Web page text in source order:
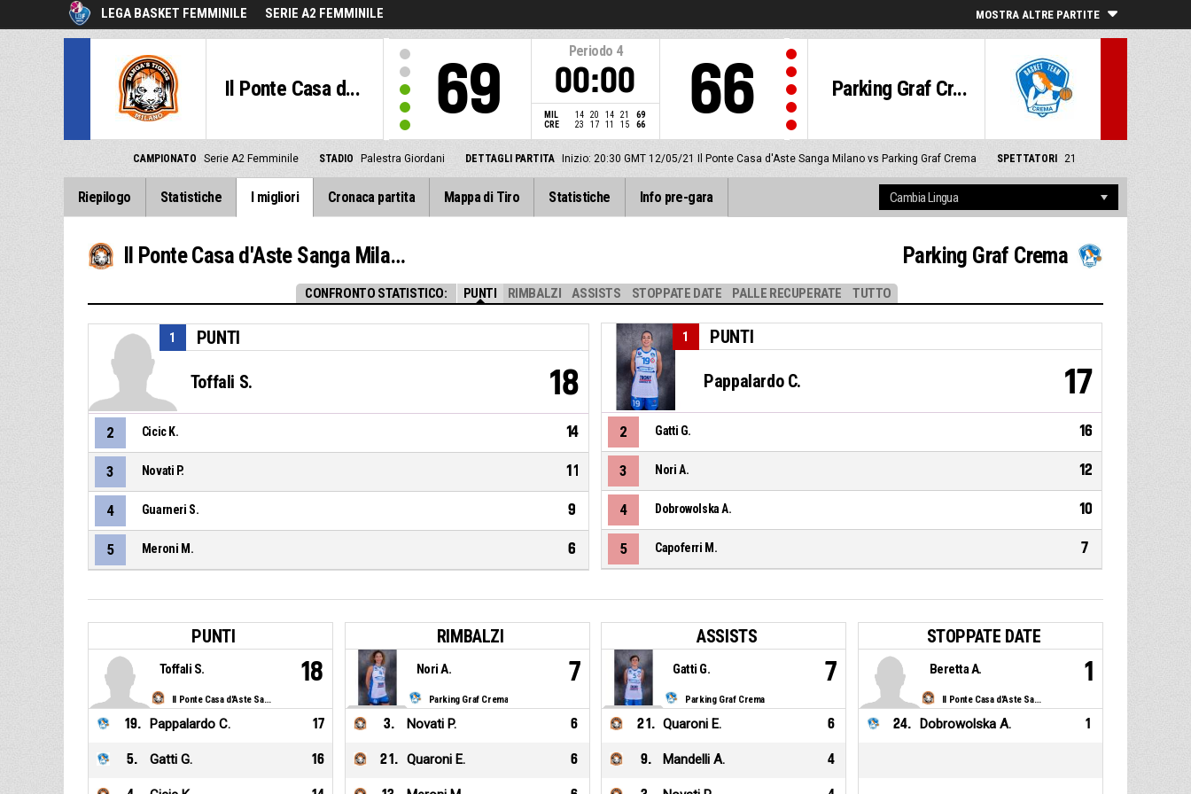
LEGA BASKET FEMMINILE SERIE A2 FEMMINILE MOSTRA ALTRE PARTITE
Il Ponte Casa d... 69
Periodo 4
00:00
MIL 14 20 14 21
69
CRE
23 17 11 15 66
Parking Graf Cr...
66
CAMPIONATO Serie A2 Femminile STADIO Palestra Giordani DETTAGLI PARTITA Inizio: 20:30 GMT 12/05/21 Il Ponte Casa d'Aste Sanga Milano vs Parking Graf Crema SPETTATORI 21
Riepilogo Statistiche I migliori Cronaca partita Mappa di Tiro Statistiche Info pre-gara
CONFRONTO STATISTICO: PUNTI RIMBALZI ASSISTS STOPPATE DATE PALLE RECUPERATE TUTTO
Il Ponte Casa d'Aste Sanga Milano
PUNTI
1
Toffali S. 18
2 Cicic K. 14
3 Novati P. 11
4 Guarneri S. 9
5 Meroni M. 6
Parking Graf Crema
PUNTI
1
Pappalardo C. 17
2 Gatti G. 16
3 Nori A. 12
4 Dobrowolska A. 10
5 Capoferri M. 7
PUNTI
Il Ponte Casa d'Aste Sanga Milano
Toffali S. 18
19. Pappalardo C. 17
5. Gatti G. 16
RIMBALZI
Parking Graf Crema
Nori A. 7
3. Novati P. 6
21 . Quaroni E. 6
ASSISTS
Parking Graf Crema
Gatti G. 7
21 . Quaroni E. 6
9. Mandelli A. 4
STOPPATE DATE
Il Ponte Casa d'Aste Sanga Milano
Beretta A. 1
24. Dobrowolska A. 1